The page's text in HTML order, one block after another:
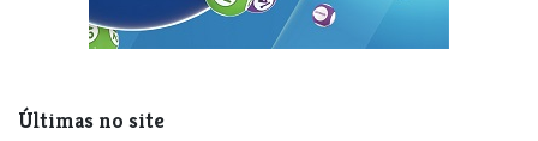
Últimas no site